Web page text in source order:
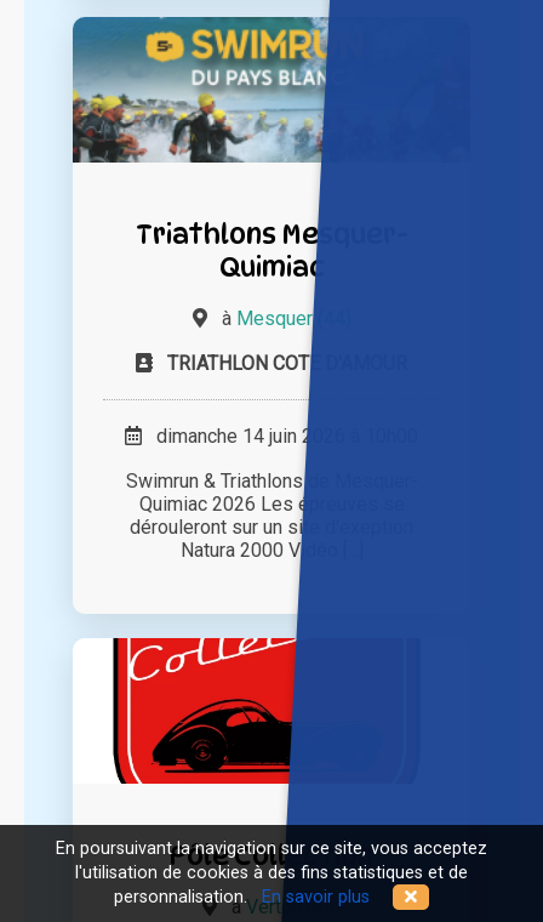
Triathlons Mesquer-
Quimiac
à Mesquer (44)
TRIATHLON COTE D'AMOUR
dimanche 14 juin 2026 à 10h00
Swimrun & Triathlons de Mesquer-
Quimiac 2026 Les épreuves se
dérouleront sur un site d'exeption
Natura 2000 Vidéo [...]
Pôle Collection
àVertou (44)
En poursuivant la navigation sur ce site, vous acceptez
l'utilisation de cookies à des fins statistiques et de
personnalisation. En savoir plus